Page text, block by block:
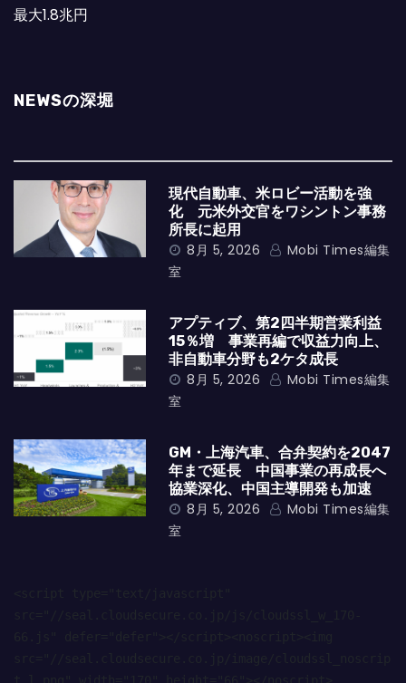
最大1.8兆円
NEWSの深堀
現代自動車、米ロビー活動を強
化 元米外交官をワシントン事務
所長に起用
8月 5, 2026
Mobi Times編集
室
アプティブ、第2四半期営業利益
15％増 事業再編で収益力向上、
非自動車分野も2ケタ成長
8月 5, 2026
Mobi Times編集
室
GM・上海汽車、合弁契約を2047
年まで延長 中国事業の再成長へ
協業深化、中国主導開発も加速
8月 5, 2026
Mobi Times編集
室